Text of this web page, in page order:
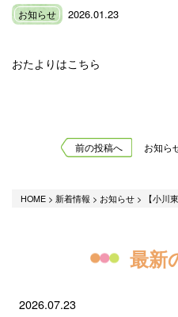
お知らせ 2026.01.23
おたよりはこちら
前の投稿へ お知ら
HOME> 新着情報 > お知らせ> 【小川
最新
2026.07.23